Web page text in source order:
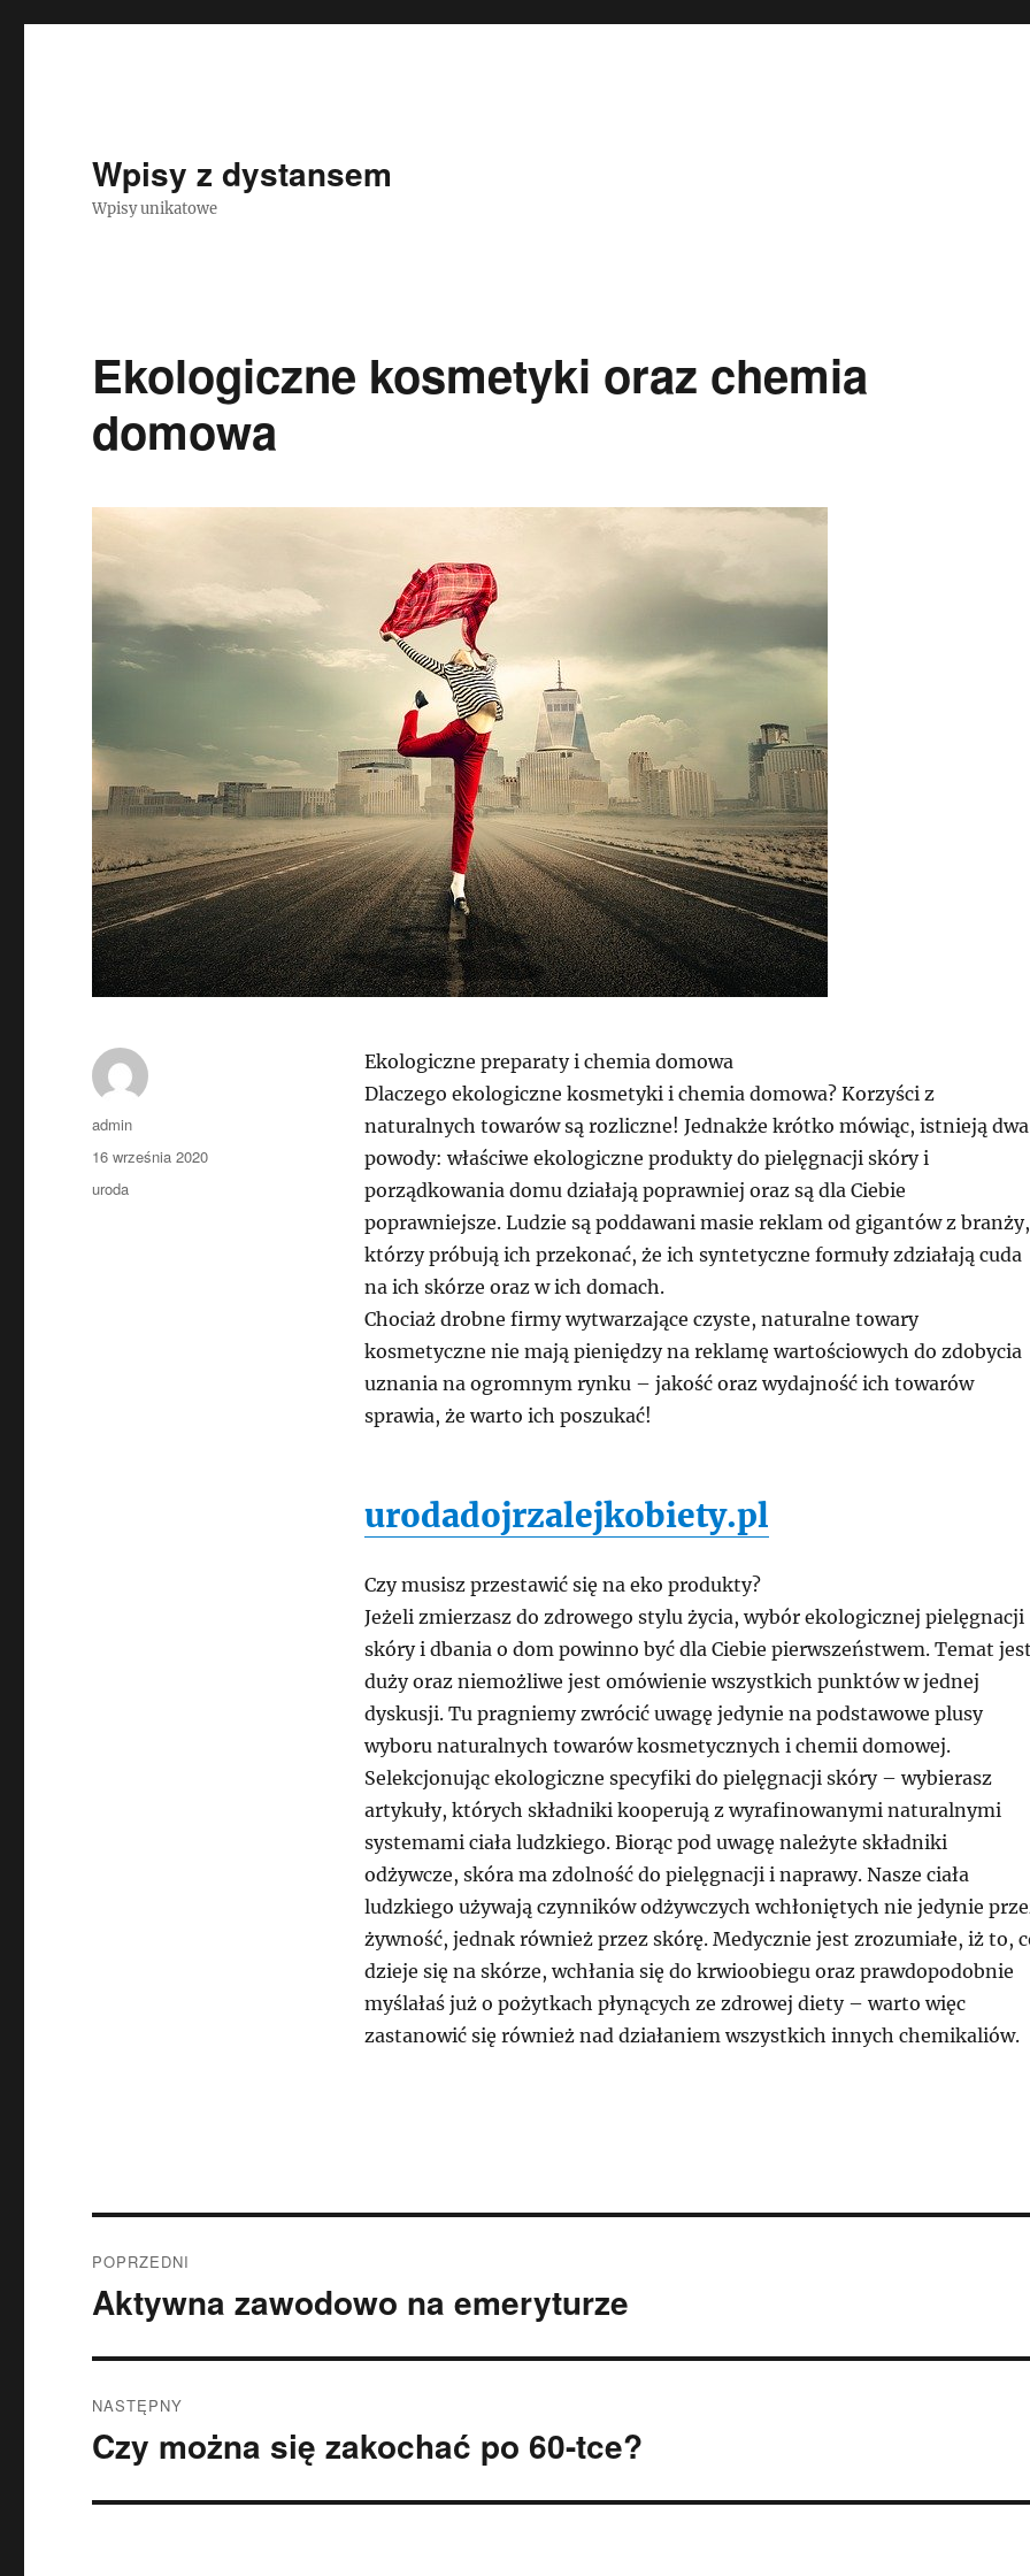
Wpisy z dystansem
Wpisy unikatowe
Ekologiczne kosmetyki oraz chemia
domowa
Ekologiczne preparaty i chemia domowa
Dlaczego ekologiczne kosmetyki i chemia domowa? Korzyści z
naturalnych towarów są rozliczne! Jednakże krótko mówiąc, istnieją dwa
powody: właściwe ekologiczne produkty do pielęgnacji skóry i
porządkowania domu działają poprawniej oraz są dla Ciebie
poprawniejsze. Ludzie są poddawani masie reklam od gigantów z branży,
którzy próbują ich przekonać, że ich syntetyczne formuły zdziałają cuda
na ich skórze oraz w ich domach.
Chociaż drobne firmy wytwarzające czyste, naturalne towary
kosmetyczne nie mają pieniędzy na reklamę wartościowych do zdobycia
uznania na ogromnym rynku – jakość oraz wydajność ich towarów
sprawia, że warto ich poszukać!
urodadojrzalejkobiety.pl
Czy musisz przestawić się na eko produkty?
Jeżeli zmierzasz do zdrowego stylu życia, wybór ekologicznej pielęgnacji
skóry i dbania o dom powinno być dla Ciebie pierwszeństwem. Temat jest
duży oraz niemożliwe jest omówienie wszystkich punktów w jednej
dyskusji. Tu pragniemy zwrócić uwagę jedynie na podstawowe plusy
wyboru naturalnych towarów kosmetycznych i chemii domowej.
Selekcjonując ekologiczne specyfiki do pielęgnacji skóry – wybierasz
artykuły, których składniki kooperują z wyrafinowanymi naturalnymi
systemami ciała ludzkiego. Biorąc pod uwagę należyte składniki
odżywcze, skóra ma zdolność do pielęgnacji i naprawy. Nasze ciała
ludzkiego używają czynników odżywczych wchłoniętych nie jedynie
żywność, jednak również przez skórę. Medycznie jest zrozumiałe, iż to,
dzieje się na skórze, wchłania się do krwioobiegu oraz prawdopodobnie
myślałaś już o pożytkach płynących ze zdrowej diety – warto więc
zastanowić się również nad działaniem wszystkich innych chemikaliów.
Autor
admin
Data
publikacji
16 września 2020
Kategorie
uroda
wpisu
POPRZEDNI
Poprzedni
Aktywna zawodowo na emeryturze
NASTĘPNY
Następny
wpis:
Czy można się zakochać po 60-tce?